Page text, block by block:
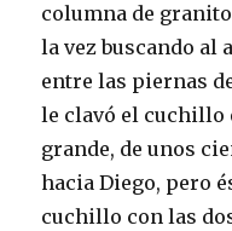
columna de
la vez buscando al
entre las piernas
le clavó el cuchillo
grande, de unos
hacia Diego, pero
cuchillo con las